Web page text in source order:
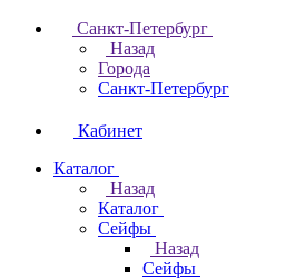
Санкт-Петербург
Назад
Города
Санкт-Петербург
Кабинет
Каталог
Назад
Каталог
Cейфы
Назад
Cейфы